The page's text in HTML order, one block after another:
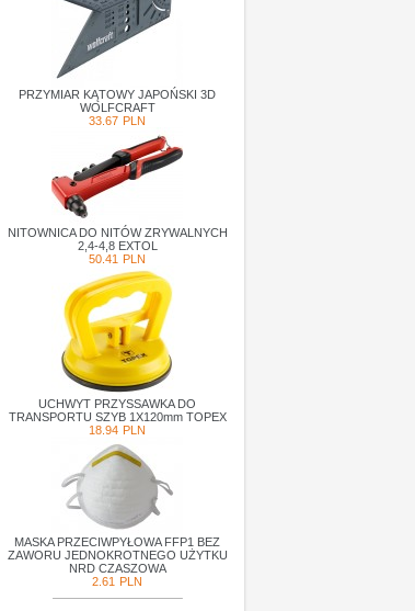
PRZYMIAR KĄTOWY JAPOŃSKI 3D
WOLFCRAFT
33.67 PLN
NITOWNICA DO NITÓW ZRYWALNYCH
2,4-4,8 EXTOL
50.41 PLN
UCHWYT PRZYSSAWKA DO
TRANSPORTU SZYB 1X120mm TOPEX
18.94 PLN
MASKA PRZECIWPYŁOWA FFP1 BEZ
ZAWORU JEDNOKROTNEGO UŻYTKU
NRD CZASZOWA
2.61 PLN